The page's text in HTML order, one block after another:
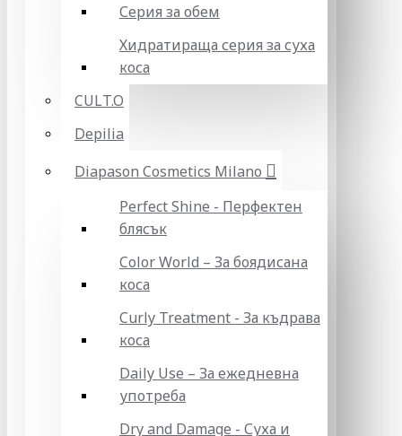
Серия за обем
Хидратираща серия за суха
коса
CULT.O
Depilia
Diapason Cosmetics Milano
Perfect Shine - Перфектен
блясък
Color World – За боядисана
коса
Curly Treatment - За къдрава
коса
Daily Use – За ежедневна
употреба
Dry and Damage - Суха и